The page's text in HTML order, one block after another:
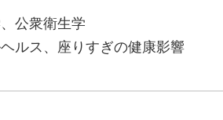
公衆衛生学
ルス、座りすぎの健康影響